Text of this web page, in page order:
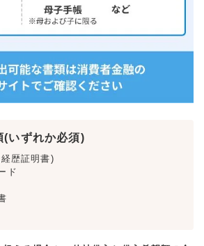
(いずれか必須)
歴証明書)
ド